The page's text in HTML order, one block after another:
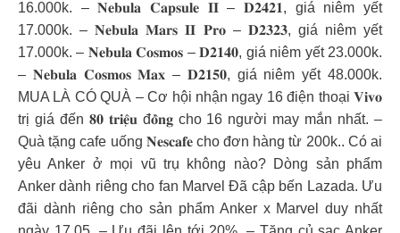
16.000k. – 𝐍𝐞𝐛𝐮𝐥𝐚 𝐂𝐚𝐩𝐬𝐮𝐥𝐞 𝐈𝐈 – 𝐃𝟐𝟒𝟐𝟏, giá niêm yết
17.000k. – 𝐍𝐞𝐛𝐮𝐥𝐚 𝐌𝐚𝐫𝐬 𝐈𝐈 𝐏𝐫𝐨 – 𝐃𝟐𝟑𝟐𝟑, giá niêm yết
17.000k. – 𝐍𝐞𝐛𝐮𝐥𝐚 𝐂𝐨𝐬𝐦𝐨𝐬 – 𝐃𝟐𝟏𝟒𝟎, giá niêm yết 23.000k.
– 𝐍𝐞𝐛𝐮𝐥𝐚 𝐂𝐨𝐬𝐦𝐨𝐬 𝐌𝐚𝐱 – 𝐃𝟐𝟏𝟓𝟎, giá niêm yết 48.000k.
MUA LÀ CÓ QUÀ – Cơ hội nhận ngay 16 điện thoại 𝐕𝐢𝐯𝐨
trị giá đến 𝟖𝟎 𝐭𝐫𝐢𝐞̣̂𝐮 đ𝐨̂̀𝐧𝐠 cho 16 người may mắn nhất. –
Quà tặng cafe uống 𝐍𝐞𝐬𝐜𝐚𝐟𝐞 cho đơn hàng từ 200k.. Có ai
yêu Anker ở mọi vũ trụ không nào? Dòng sản phẩm
Anker dành riêng cho fan Marvel Đã cập bến Lazada. Ưu
đãi dành riêng cho sản phẩm Anker x Marvel duy nhất